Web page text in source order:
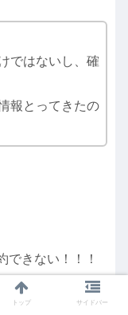
ではないし、確
報とってきたの
できない！！！
で、エリア対象
トップ サイドバー